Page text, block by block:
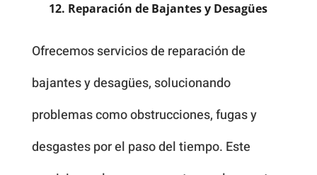
12. Reparación de Bajantes y Desagües
Ofrecemos servicios de reparación de
bajantes y desagües, solucionando
problemas como obstrucciones, fugas y
desgastes por el paso del tiempo. Este